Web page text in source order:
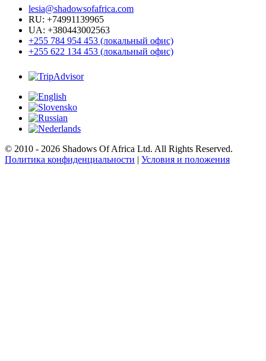
lesia@shadowsofafrica.com
RU: +74991139965
UA: +380443002563
+255 784 954 453 (локальный офис)
+255 622 134 453 (локальный офис)
© 2010 - 2026 Shadows Of Africa Ltd. All Rights Reserved.
Политика конфиденциальности | Условия и положения